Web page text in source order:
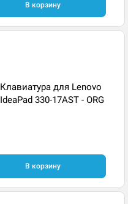
В корзину
Клавиатура для Lenovo
IdeaPad 330-17AST - ORG
В корзину